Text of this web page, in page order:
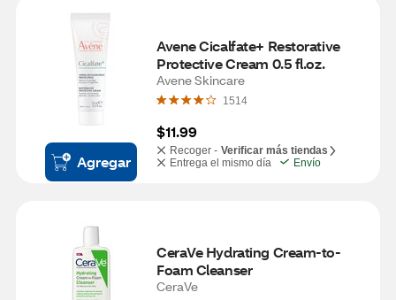
Agregar
Avene Cicalfate+ Restorative
Protective Cream 0.5 fl.oz.
Avene Skincare
1514
$11.99
Recoger - Verificar más tiendas
Entrega el mismo día
Envío
CeraVe Hydrating Cream-to-
Foam Cleanser
CeraVe